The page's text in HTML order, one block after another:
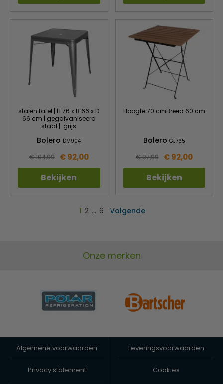
stalen tafel | H 76 x B 66 x D
66 cm | gegalvaniseerd
staal | grijs
Bolero DM904
€ 104,99 € 92,00
Bekijken
Hoogte 70 cmBreed 60 cm
Bolero GJ765
€ 97,99 € 92,00
Bekijken
1 2 … 6 Volgende
Onze merken
Algemene voorwaarden Leveringsvoorwaarden
Privacy statement Cookies